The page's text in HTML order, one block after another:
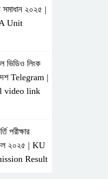
২০২৫ |
Unit
ভিডিও লিংক
Telegram |
video link
পরীক্ষার
২০২৫ | KU
Result